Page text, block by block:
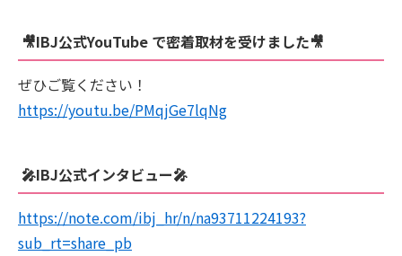
🎥IBJ公式YouTube で密着取材を受けました🎥
ぜひご覧ください！
https://youtu.be/PMqjGe7lqNg
🎤IBJ公式インタビュー🎤
https://note.com/ibj_hr/n/na93711224193?
sub_rt=share_pb